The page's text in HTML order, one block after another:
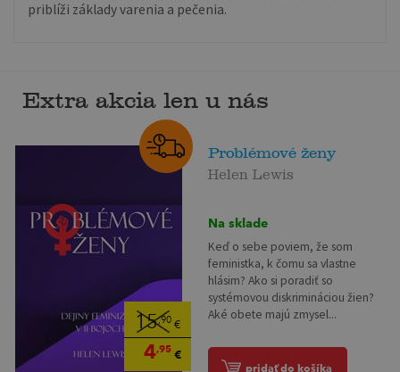
priblíži základy varenia a pečenia.
Extra akcia len u nás
15,90 €
4,95 €
Problémové ženy
Helen Lewis
Na sklade
Keď o sebe poviem, že som
feministka, k čomu sa vlastne
hlásim? Ako si poradiť so
systémovou diskrimináciou žien?
Aké obete majú zmysel...
pridať do košíka